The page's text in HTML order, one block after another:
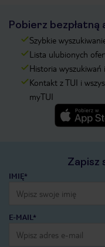
Pobierz bezpłatną
Szybkie
Lista ulubionych
Historia
Kontakt z TUI i
myTUI
Zapisz
IMIĘ*
E-MAIL*